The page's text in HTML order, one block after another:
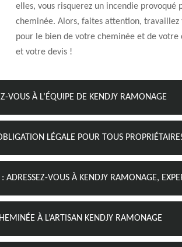
elles, vous risquerez un incendie provoqué
cheminée. Alors, faites attention, travaillez
pour le bien de votre cheminée et de
et votre devis !
VOUS À L’ÉQUIPE DE KENDJY RAMONAGE
LÉGALE POUR TOUS
VOUS À KENDJY RAMONAGE,
À L’ARTISAN KENDJY RAMONAGE